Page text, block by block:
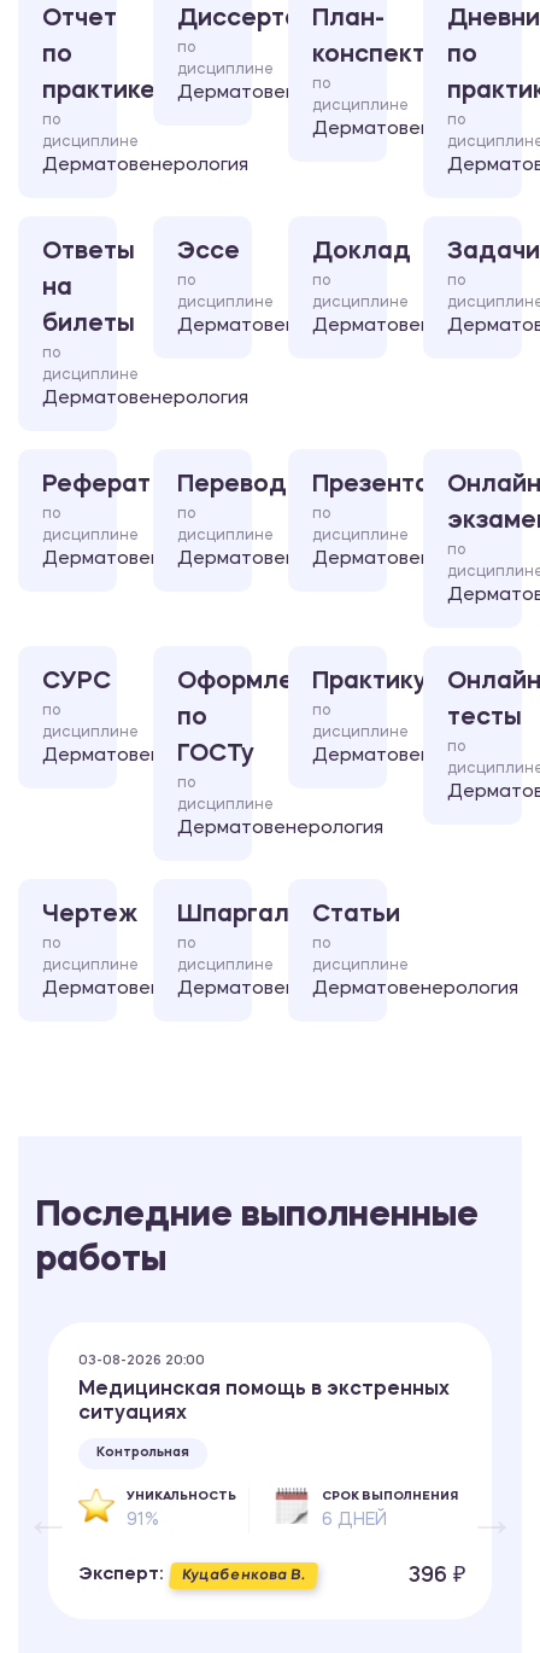
Отчет
по
практике
по
дисциплине
Дерматовенерология
Диссертация
по
дисциплине
Дерматовенерология
План-
конспект
по
дисциплине
Дерматовенерология
по
по
Ответы
на
билеты
по
дисциплине
Дерматовенерология
Эссе
по
дисциплине
Дерматовенерология
Доклад
по
дисциплине
Дерматовенерология
Задачи
по
Реферат
по
дисциплине
Дерматовенерология
Перевод
по
дисциплине
Дерматовенерология
Презентация
по
дисциплине
Дерматовенерология
по
СУРС
по
дисциплине
Дерматовенерология
Оформление
по
ГОСТу
по
дисциплине
Дерматовенерология
Практикум
по
дисциплине
Дерматовенерология
тесты
по
Чертеж
по
дисциплине
Дерматовенерология
Шпаргалка
по
дисциплине
Дерматовенерология
Статьи
по
дисциплине
Дерматовенерология
Последние выполненные
работы
03-08-2026 20:00
Медицинская помощь в экстренных
ситуациях
Контрольная
УНИКАЛЬНОСТЬ
91%
СРОК ВЫПОЛНЕНИЯ
6 ДНЕЙ
Эксперт: Куцабенкова В. 396 ₽